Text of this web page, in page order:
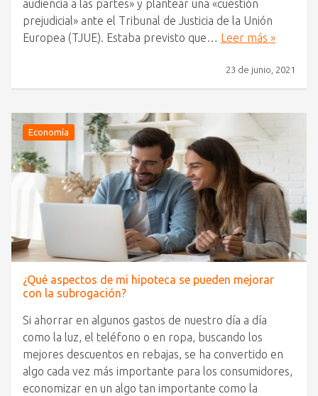
audiencia a las partes» y plantear una «cuestión
prejudicial» ante el Tribunal de Justicia de la Unión
Europea (TJUE). Estaba previsto que… Leer más »
23 de junio, 2021
Economía
¿Qué aspectos de mi hipoteca se pueden mejorar
con la subrogación?
Si ahorrar en algunos gastos de nuestro día a día
como la luz, el teléfono o en ropa, buscando los
mejores descuentos en rebajas, se ha convertido en
algo cada vez más importante para los consumidores,
economizar en un algo tan importante como la